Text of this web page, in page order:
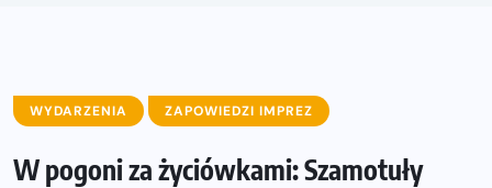
WYDARZENIA ZAPOWIEDZI IMPREZ
W pogoni za życiówkami: Szamotuły